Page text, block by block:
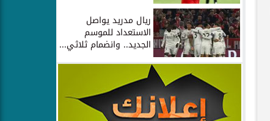
ريال مدريد يواصل
الاستعداد للموسم
الجديد.. وانضمام ثلاثي...